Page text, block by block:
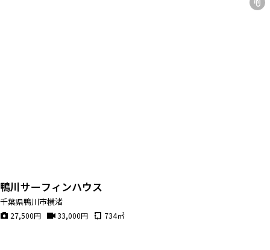
鴨川サーフィンハウス
千葉県鴨川市横渚
27,500円 33,000円 734㎡